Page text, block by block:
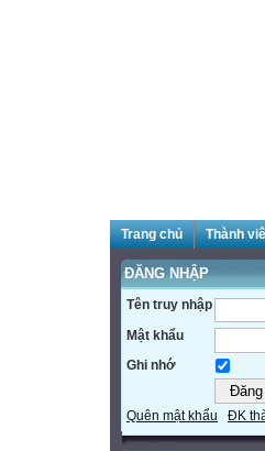
Trang chủ Thành
ĐĂNG NHẬP
Tên truy nhập
Mật khẩu
Ghi nhớ
Quên mật khẩu ĐK